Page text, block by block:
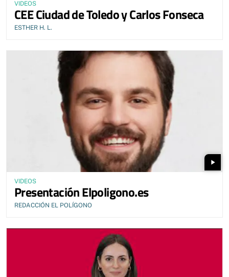
VIDEOS
CEE Ciudad de Toledo y Carlos Fonseca
ESTHER H. L.
play_arrow
VIDEOS
Presentación Elpoligono.es
REDACCIÓN EL POLÍGONO